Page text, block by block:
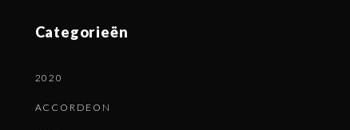
Categorieën
2020
ACCORDEON